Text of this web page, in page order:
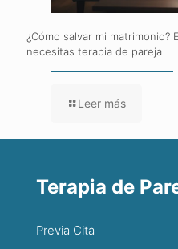
¿Cómo salvar mi matrimonio?
necesitas terapia de pareja
Leer más
Terapia de
Previa Cita